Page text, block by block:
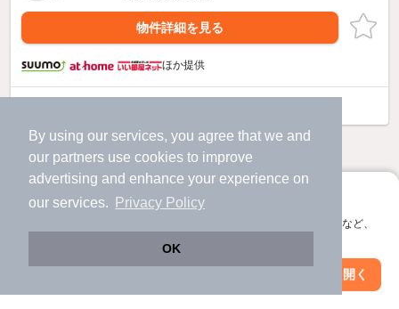
By using our services, you agree that we and
our partners use cookies to improve
advertising and enhance your experience on
our services.
Privacy Policy
OK
アプリに切り替えて、サクサクお部屋探し
会員登録なしですぐ使える。マップ検索やお気に入り保存など、
アプリを開く
物件詳細を見る
ほか提供
他の人はこんな条件で絞り込んでいます！
人気のこだわり条件
絞り込み条件を変更